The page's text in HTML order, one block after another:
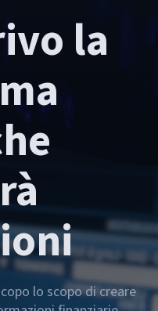
la
lo scopo di creare